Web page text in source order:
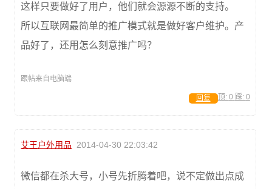
这样只要做好了用户，他们就会源源不断的支持。
所以互联网最简单的推广模式就是做好客户维护。产
品好了，还用怎么刻意推广吗？
跟帖来自电脑端
顶: 0 踩: 0
回复
艾王户外用品 2014-04-30 22:03:42
微信都在杀大号，小号先折腾着吧，说不定做出点成